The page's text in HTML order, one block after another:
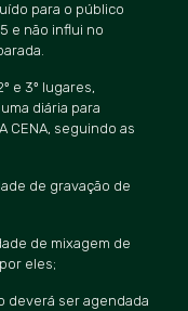
ído para o público
e não influi no
e 3º lugares,
diária para
CENA, seguindo as
de gravação de
de mixagem de
eles;
ser agendada